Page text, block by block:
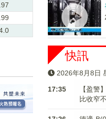
快訊
2026年8月8日
17:35
【盈警
比收窄